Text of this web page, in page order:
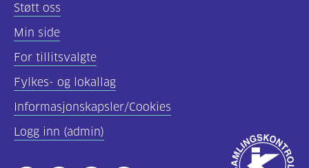
Støtt oss
Min side
For tillitsvalgte
Fylkes- og lokallag
Informasjonskapsler/Cookies
Logg inn (admin)
Godkjent